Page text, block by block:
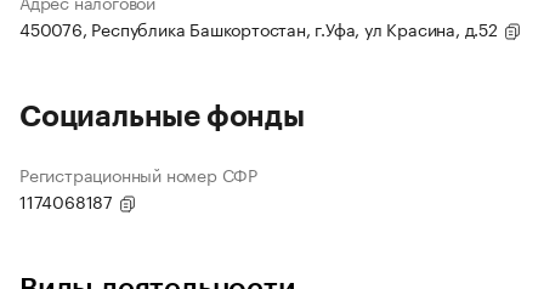
450076, Республика Башкортостан, г.Уфа, ул Красина, д.52
Социальные фонды
Регистрационный номер СФР
1174068187